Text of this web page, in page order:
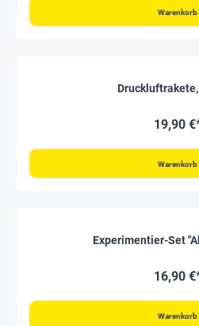
Warenkorb
19,90
Warenkorb
Experimentier-Set
16,90
Warenkorb